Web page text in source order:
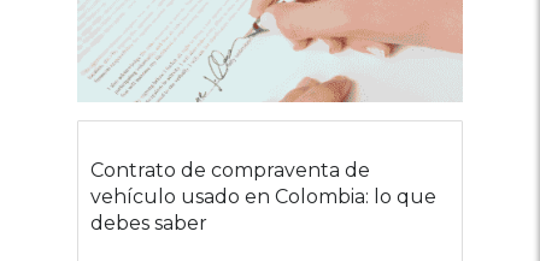
Contrato de compraventa de
vehículo usado en Colombia: lo que
debes saber